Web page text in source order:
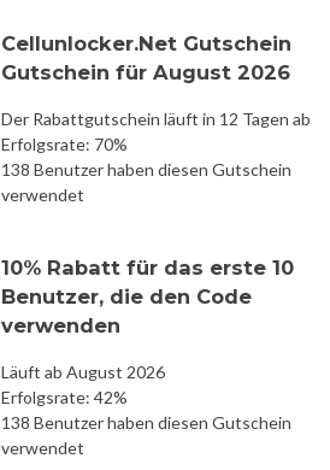
Cellunlocker.Net Gutschein
Gutschein für August 2026
Der Rabattgutschein läuft in 12 Tagen ab
Erfolgsrate: 70%
138 Benutzer haben diesen Gutschein
verwendet
10% Rabatt für das erste 10
Benutzer, die den Code
verwenden
Läuft ab August 2026
Erfolgsrate: 42%
138 Benutzer haben diesen Gutschein
verwendet